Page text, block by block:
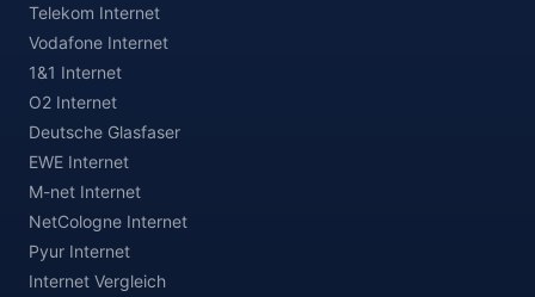
Telekom Internet
Vodafone Internet
1&1 Internet
O2 Internet
Deutsche Glasfaser
EWE Internet
M-net Internet
NetCologne Internet
Pyur Internet
Internet Vergleich